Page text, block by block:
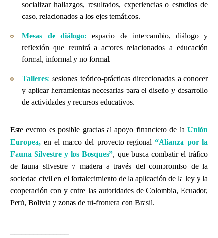
socializar hallazgos, resultados, experiencias o estudios de
caso, relacionados a los ejes temáticos.
Mesas de diálogo:espacio de intercambio, diálogo y
reflexión que reunirá a actores relacionados a educación
formal, informal y no formal.
Talleres: sesiones teórico-prácticas direccionadas a conocer
y aplicar herramientas necesarias para el diseño y desarrollo
de actividades y recursos educativos.
Este evento es posible gracias al apoyo financiero de la Unión
Europea, en el marco del proyecto regional “Alianza por la
Fauna Silvestre y los Bosques”, que busca combatir el tráfico
de fauna silvestre y madera a través del compromiso de la
sociedad civil en el fortalecimiento de la aplicación de la ley y la
cooperación con y entre las autoridades de Colombia, Ecuador,
Perú, Bolivia y zonas de tri-frontera con Brasil.